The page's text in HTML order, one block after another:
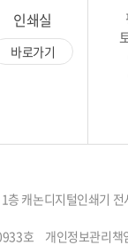
인쇄실
바로가기
캐논디지털인쇄기
호 개인정보관리책